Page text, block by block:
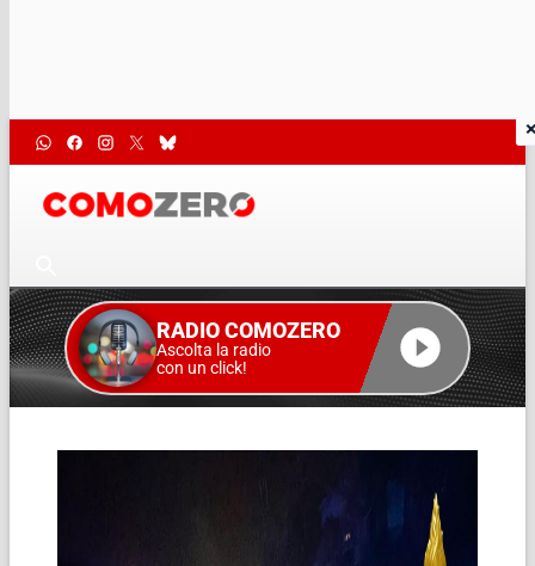
RADIO COMOZERO
Ascolta la radio
con un click!